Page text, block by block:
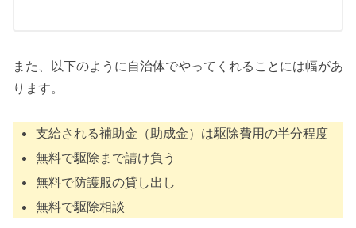
また、以下のように自治体でやってくれることには幅があ
ります。
支給される補助金（助成金）は駆除費用の半分程度
無料で駆除まで請け負う
無料で防護服の貸し出し
無料で駆除相談